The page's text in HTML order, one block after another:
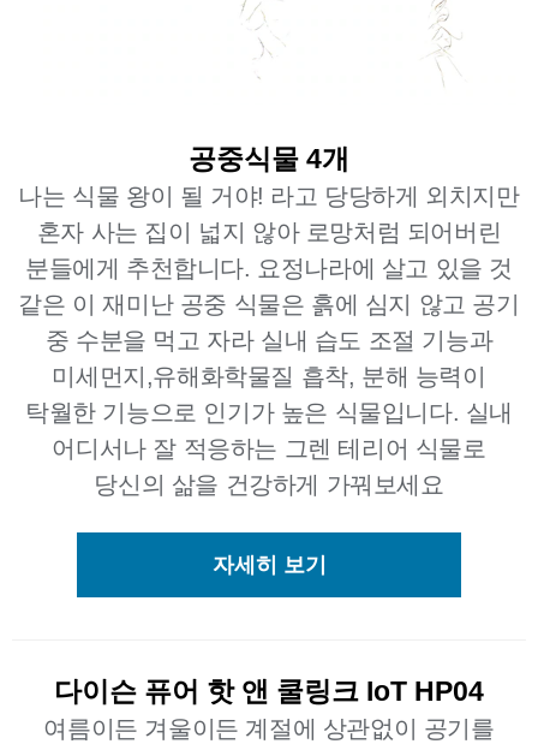
공중식물 4개
나는 식물 왕이 될 거야! 라고 당당하게 외치지만
혼자 사는 집이 넓지 않아 로망처럼 되어버린
분들에게 추천합니다. 요정나라에 살고 있을 것
같은 이 재미난 공중 식물은 흙에 심지 않고 공기
중 수분을 먹고 자라 실내 습도 조절 기능과
미세먼지,유해화학물질 흡착, 분해 능력이
탁월한 기능으로 인기가 높은 식물입니다. 실내
어디서나 잘 적응하는 그렌 테리어 식물로
당신의 삶을 건강하게 가꿔보세요
자세히 보기
다이슨 퓨어 핫 앤 쿨링크 IoT HP04
여름이든 겨울이든 계절에 상관없이 공기를